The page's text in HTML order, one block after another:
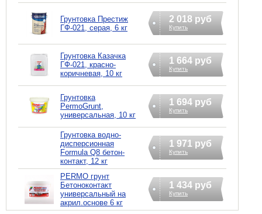
Грунтовка Престиж
ГФ-021, серая, 6 кг
2 018 руб
Купить
Грунтовка Казачка
ГФ-021, красно-
коричневая, 10 кг
1 664 руб
Купить
Грунтовка
PermoGrunt,
универсальная, 10 кг
1 694 руб
Купить
Грунтовка водно-
дисперсионная
Formula Q8 бетон-
контакт, 12 кг
1 971 руб
Купить
PERMO грунт
Бетоноконтакт
универсальный на
акрил.основе 6 кг
1 434 руб
Купить